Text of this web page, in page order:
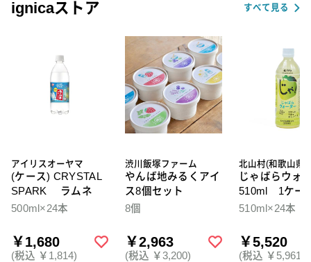
ignicaストア すべて見る
アイリスオーヤマ
(ケース) CRYSTAL
SPARK ラムネ
500ml×24本
￥1,680
(税込 ￥1,814)
渋川飯塚ファーム
やんば地みるくアイ
ス8個セット
8個
￥2,963
(税込 ￥3,200)
北山村(和歌山県)
じゃばらウォ
510ml 1ケー
本入
510ml×24本
￥5,520
(税込 ￥5,961)